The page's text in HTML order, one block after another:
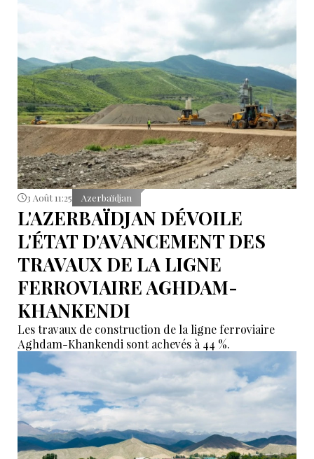
3 Août 11:25 Azerbaïdjan
L'AZERBAÏDJAN DÉVOILE
L'ÉTAT D'AVANCEMENT DES
TRAVAUX DE LA LIGNE
FERROVIAIRE AGHDAM-
KHANKENDI
Les travaux de construction de la ligne ferroviaire
Aghdam-Khankendi sont achevés à 44 %.